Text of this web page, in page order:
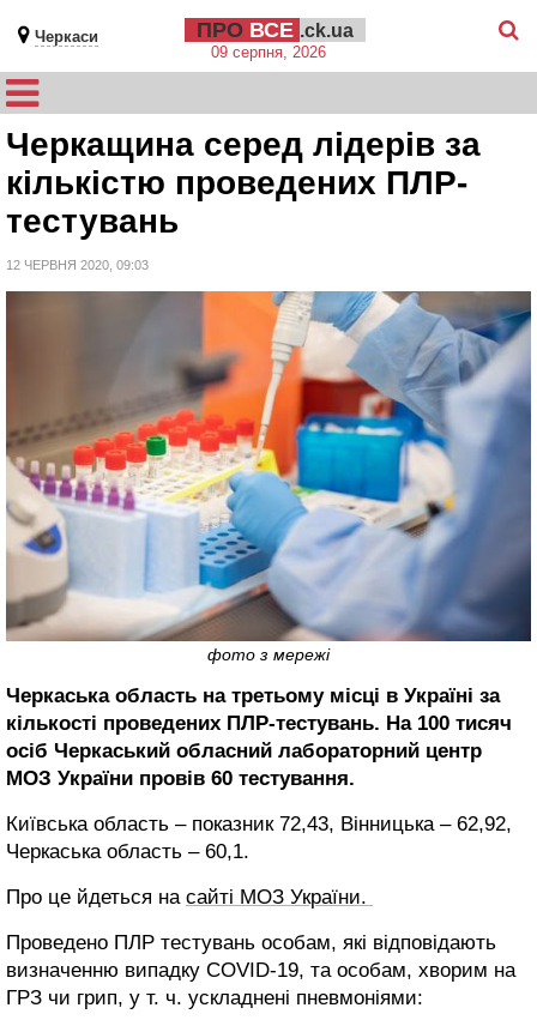
Черкаси ПРО ВСЕ .ck.ua
09 серпня, 2026
Черкащина серед лідерів за
кількістю проведених ПЛР-
тестувань
12 ЧЕРВНЯ 2020, 09:03
фото з мережі
Черкаська область на третьому місці в Україні за
кількості проведених ПЛР-тестувань. На 100 тисяч
осіб Черкаський обласний лабораторний центр
МОЗ України провів 60 тестування.
Київська область – показник 72,43, Вінницька – 62,92,
Черкаська область – 60,1.
Про це йдеться на сайті МОЗ України.
Проведено ПЛР тестувань особам, які відповідають
визначенню випадку COVID-19, та особам, хворим на
ГРЗ чи грип, у т. ч. ускладнені пневмоніями: